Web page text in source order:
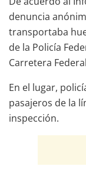
denuncia
transportaba
de la Policía
Carretera
En el lugar,
pasajeros de la
inspección.